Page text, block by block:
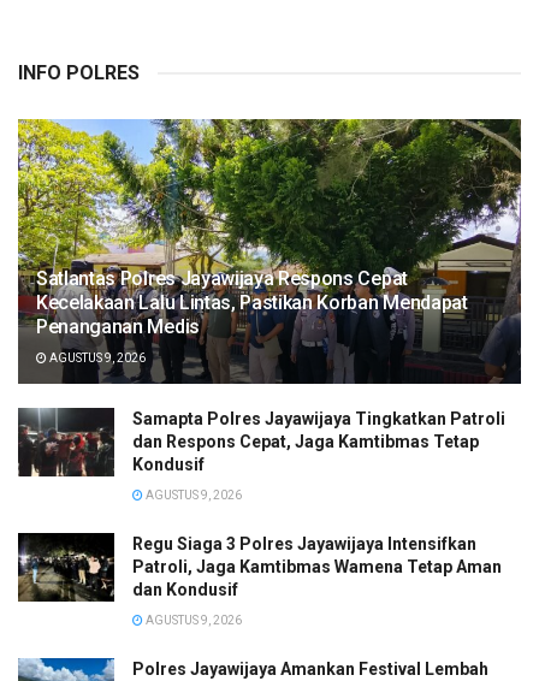
INFO POLRES
Satlantas Polres Jayawijaya Respons Cepat
Kecelakaan Lalu Lintas, Pastikan Korban Mendapat
Penanganan Medis
AGUSTUS 9, 2026
Samapta Polres Jayawijaya Tingkatkan Patroli
dan Respons Cepat, Jaga Kamtibmas Tetap
Kondusif
AGUSTUS 9, 2026
Regu Siaga 3 Polres Jayawijaya Intensifkan
Patroli, Jaga Kamtibmas Wamena Tetap Aman
dan Kondusif
AGUSTUS 9, 2026
Polres Jayawijaya Amankan Festival Lembah